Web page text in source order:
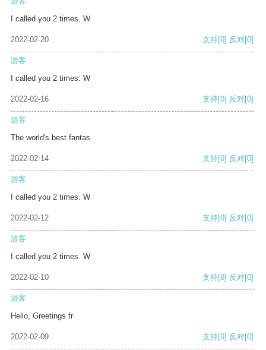
I called you 2 times. W
2022-02-20 支持[0] 反对[0]
游客
I called you 2 times. W
2022-02-16 支持[0] 反对[0]
游客
The world's best fantas
2022-02-14 支持[0] 反对[0]
游客
I called you 2 times. W
2022-02-12 支持[0] 反对[0]
游客
I called you 2 times. W
2022-02-10 支持[0] 反对[0]
游客
Hello, Greetings fr
2022-02-09 支持[0] 反对[0]